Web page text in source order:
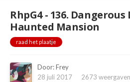
RhpG4 - 136.
Haunted Mansion
raad het plaatje
Door:Frey
28 juli 2017
2673 weergaven